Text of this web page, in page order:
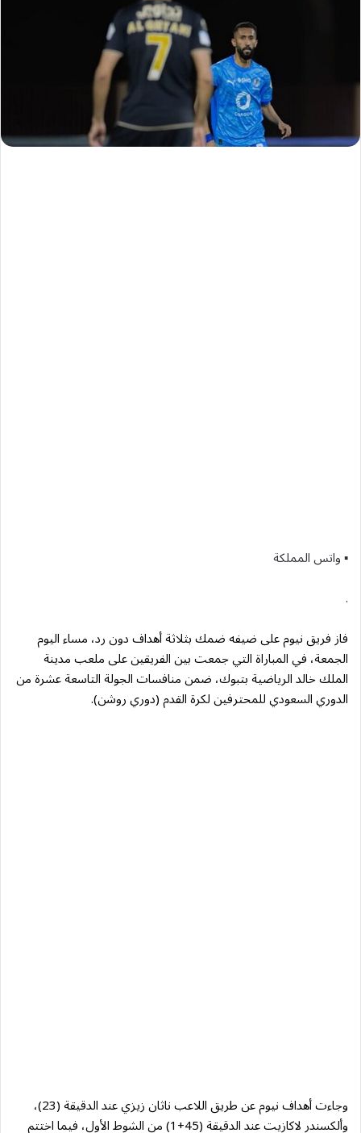
▪︎ واتس المملكة
.
فاز فريق نيوم على ضيفه ضمك بثلاثة أهداف دون رد، مساء اليوم
الجمعة، في المباراة التي جمعت بين الفريقين على ملعب مدينة
الملك خالد الرياضية بتبوك، ضمن منافسات الجولة التاسعة عشرة من
الدوري السعودي للمحترفين لكرة القدم (دوري روشن).
وجاءت أهداف نيوم عن طريق اللاعب ناثان زيزي عند الدقيقة (23)،
وألكسندر لاكازيت عند الدقيقة (45+1) من الشوط الأول، فيما اختتم